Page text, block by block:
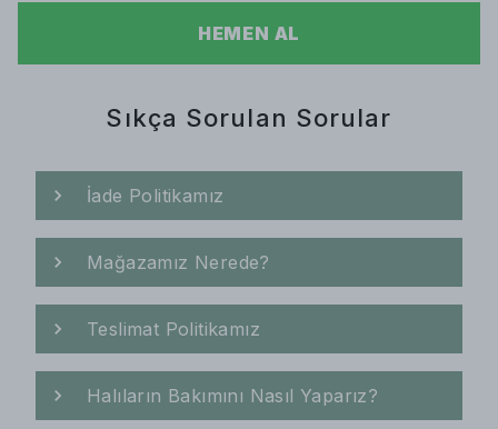
HEMEN AL
Sıkça Sorulan Sorular
İade Politikamız
Mağazamız Nerede?
Teslimat Politikamız
Halıların Bakımını Nasıl Yaparız?